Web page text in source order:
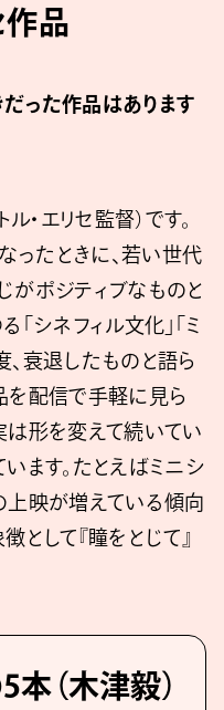
作品
った作品はあります
ル・エリセ監督）です。
ったときに、若い世代
がポジティブなものと
「シネフィル文化」「ミ
、衰退したものと語ら
を配信で手軽に見ら
は形を変えて続いてい
ます。たとえばミニシ
上映が増えている傾向
として『瞳をとじて』
（木津毅）